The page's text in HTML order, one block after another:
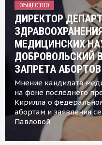
ОБЩЕСТВО
ДИРЕКТОР
МЕДИЦИНСКИХ
ДОБРОВОЛЬСКИЙ
ЗАПРЕТА АБОРТОВ
Мнение кандидата
на фоне последнего
Кирилла о
абортам и заявления
Павловой